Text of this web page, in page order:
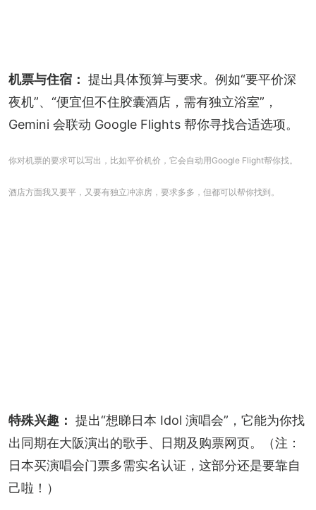
机票与住宿： 提出具体预算与要求。例如“要平价深
夜机”、“便宜但不住胶囊酒店，需有独立浴室”，
Gemini 会联动 Google Flights 帮你寻找合适选项。
你对机票的要求可以写出，比如平价机价，它会自动用Google Flight帮你找。
酒店方面我又要平，又要有独立冲凉房，要求多多，但都可以帮你找到。
特殊兴趣： 提出“想睇日本 Idol 演唱会”，它能为你找
出同期在大阪演出的歌手、日期及购票网页。（注：
日本买演唱会门票多需实名认证，这部分还是要靠自
己啦！）